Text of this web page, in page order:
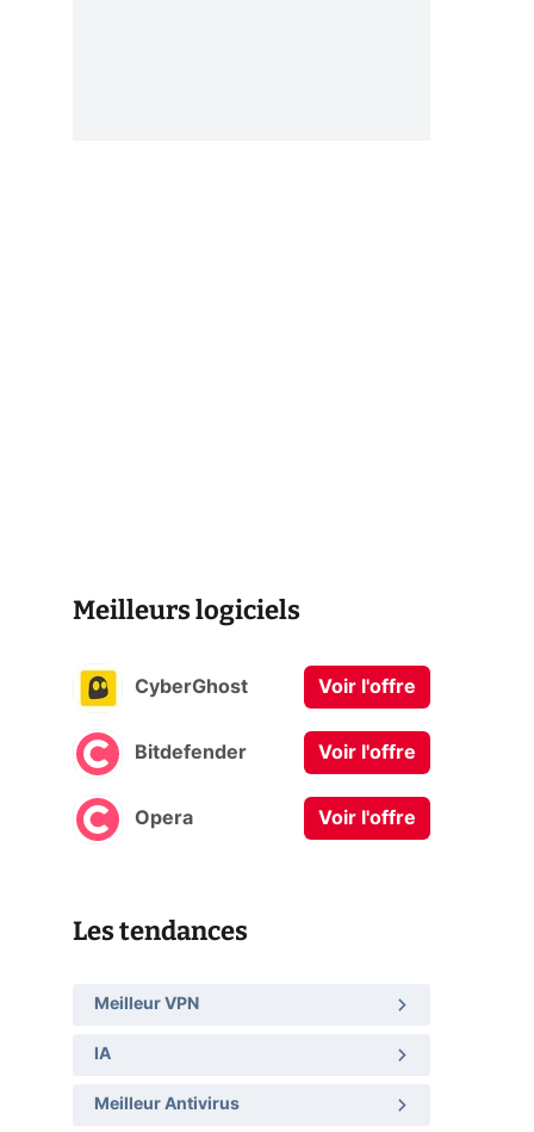
Meilleurs logiciels
CyberGhost Voir l'offre
Bitdefender Voir l'offre
Opera Voir l'offre
Les tendances
Meilleur VPN
IA
Meilleur Antivirus